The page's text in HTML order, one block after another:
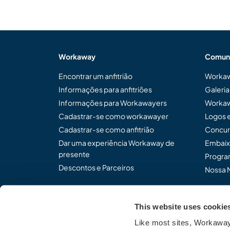
This website uses
Like most sites,
Workaway
Encontrar um anfitrião
Informações para anfitriões
Informações para Workawayers
Cadastrar-se como workawayer
Cadastrar-se como anfitrião
Dar uma experiência Workaway de
presente
Descontos e Parceiros
Logos
Nossa
Compartilhe o modo de